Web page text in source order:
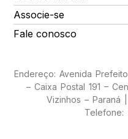
Associe-se
Fale conosco
Endereço: Avenida
– Caixa Postal 191 –
Vizinhos – Paraná
Telefone: